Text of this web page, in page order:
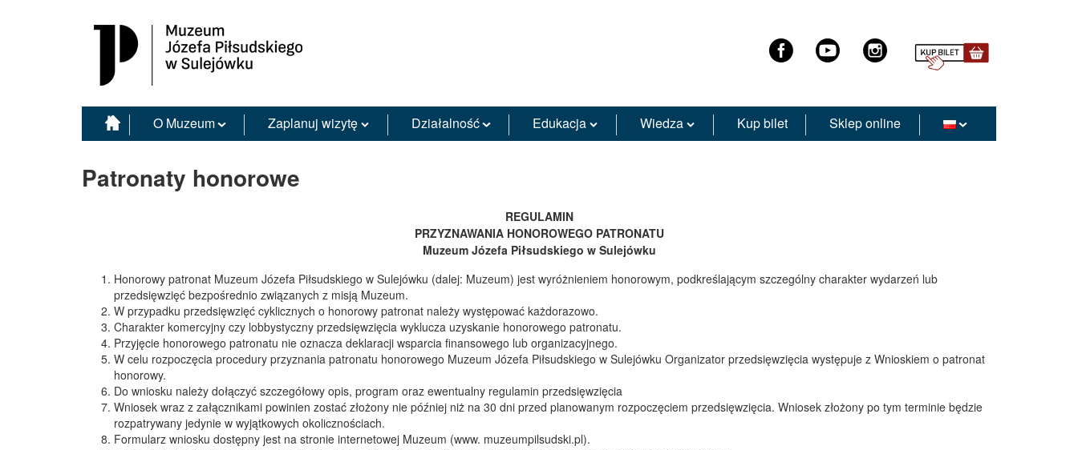
Muzeum Józefa Piłsudskiego w Sulejówku
O Muzeum Zaplanuj wizytę Działalność Edukacja Wiedza Kup bilet Sklep online
Patronaty honorowe
REGULAMIN
PRZYZNAWANIA HONOROWEGO PATRONATU
Muzeum Józefa Piłsudskiego w Sulejówku
Honorowy patronat Muzeum Józefa Piłsudskiego w Sulejówku (dalej: Muzeum) jest wyróżnieniem honorowym, podkreślającym szczególny charakter wydarzeń lub
przedsięwzięć bezpośrednio związanych z misją Muzeum.
W przypadku przedsięwzięć cyklicznych o honorowy patronat należy występować każdorazowo.
Charakter komercyjny czy lobbystyczny przedsięwzięcia wyklucza uzyskanie honorowego patronatu.
Przyjęcie honorowego patronatu nie oznacza deklaracji wsparcia finansowego lub organizacyjnego.
W celu rozpoczęcia procedury przyznania patronatu honorowego Muzeum Józefa Piłsudskiego w Sulejówku Organizator przedsięwzięcia występuje z Wnioskiem o patronat
honorowy.
Do wniosku należy dołączyć szczegółowy opis, program oraz ewentualny regulamin przedsięwzięcia
Wniosek wraz z załącznikami powinien zostać złożony nie później niż na 30 dni przed planowanym rozpoczęciem przedsięwzięcia. Wniosek złożony po tym terminie będzie
rozpatrywany jedynie w wyjątkowych okolicznościach.
Formularz wniosku dostępny jest na stronie internetowej Muzeum (www. muzeumpilsudski.pl).